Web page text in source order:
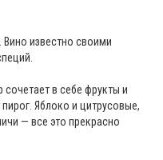
Вино известно своими
в себе фрукты и
Яблоко и цитрусовые,
— все это прекрасно